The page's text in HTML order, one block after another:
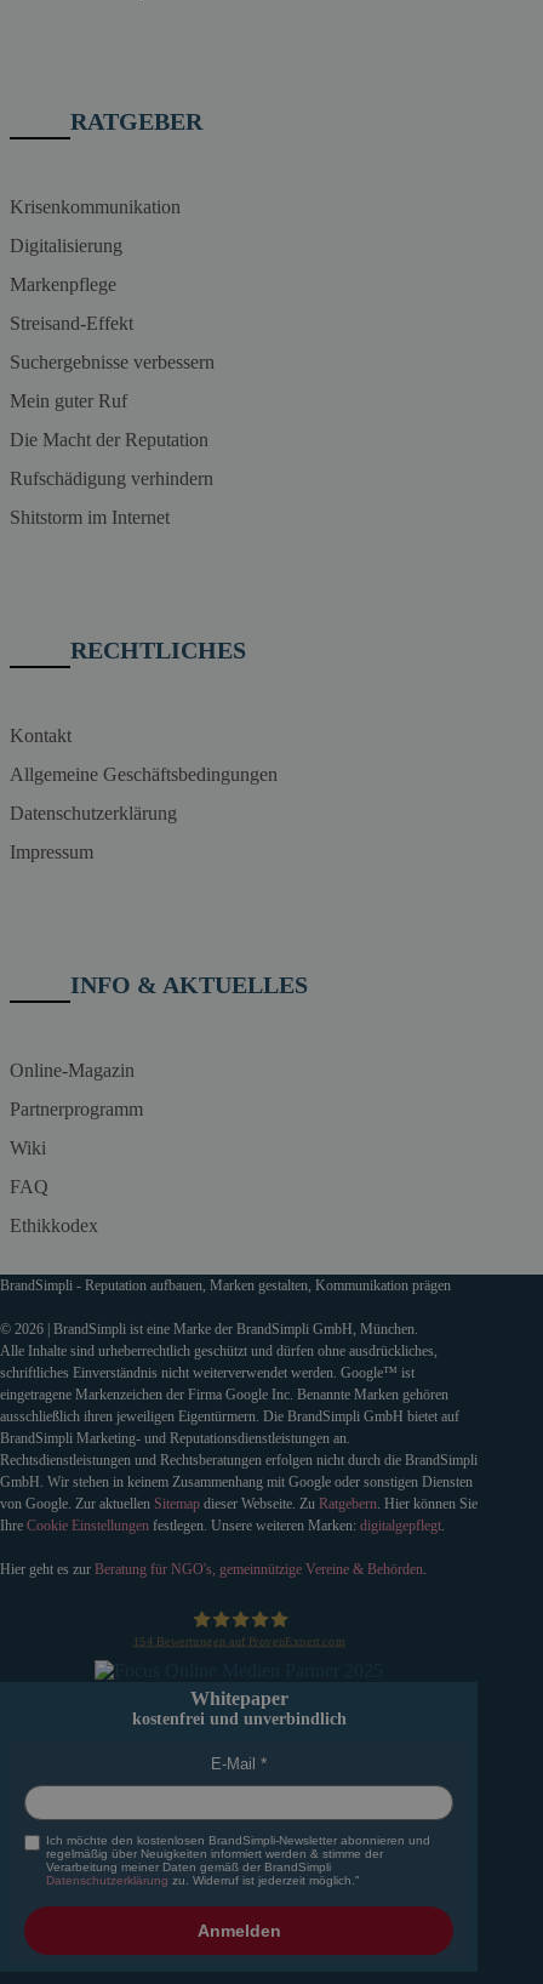
RATGEBER
Krisenkommunikation
Digitalisierung
Markenpflege
Streisand-Effekt
Suchergebnisse verbessern
Mein guter Ruf
Die Macht der Reputation
Rufschädigung verhindern
Shitstorm im Internet
RECHTLICHES
Kontakt
Allgemeine Geschäftsbedingungen
Datenschutzerklärung
Impressum
INFO & AKTUELLES
Online-Magazin
Partnerprogramm
Wiki
FAQ
Ethikkodex
BrandSimpli - Reputation aufbauen, Marken gestalten, Kommunikation prägen
© 2026 | BrandSimpli ist eine Marke der BrandSimpli GmbH, München.
Alle Inhalte sind urheberrechtlich geschützt und dürfen ohne ausdrückliches,
schriftliches Einverständnis nicht weiterverwendet werden. Google™ ist
eingetragene Markenzeichen der Firma Google Inc. Benannte Marken gehören
ausschließlich ihren jeweiligen Eigentürmern. Die BrandSimpli GmbH bietet auf
BrandSimpli Marketing- und Reputationsdienstleistungen an.
Rechtsdienstleistungen und Rechtsberatungen erfolgen nicht durch die BrandSimpli
GmbH. Wir stehen in keinem Zusammenhang mit Google oder sonstigen Diensten
von Google. Zur aktuellen Sitemap dieser Webseite. Zu Ratgebern. Hier können Sie
Ihre Cookie Einstellungen festlegen. Unsere weiteren Marken: digitalgepflegt.
Hier geht es zur Beratung für NGO's, gemeinnützige Vereine & Behörden.
154 Bewertungen auf ProvenExpert.com
Whitepaper
kostenfrei und unverbindlich
E-Mail
Ich möchte den kostenlosen BrandSimpli-Newsletter abonnieren und
regelmäßig über Neuigkeiten informiert werden & stimme der
Verarbeitung meiner Daten gemäß der BrandSimpli
Datenschutzerklärung zu. Widerruf ist jederzeit möglich."
Anmelden